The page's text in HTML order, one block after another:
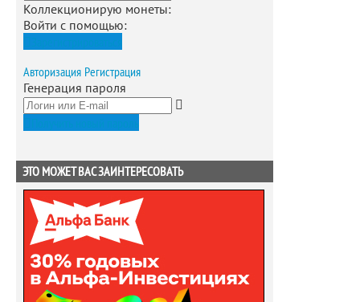
Коллекционирую монеты:
Войти с помощью:
Авторизация Регистрация
Генерация пароля
ЭТО МОЖЕТ ВАС ЗАИНТЕРЕСОВАТЬ